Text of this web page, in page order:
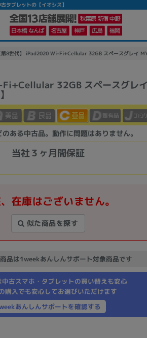
ブレットの【イオシス】
第8世代】 iPad2020 Wi-Fi+Cellular 32GB スペースグレイ
Fi+Cellular 32GB スペースグレ
ある中古品。動作に問題はありません。
当社３ヶ月間保証
在庫はございません。
似た商品を探す
品は1weekあんしんサポート対象商品です
中古スマホ・タブレットの買い替えも安心
購入でも安心してお選びいただけます
あんしんサポートを確認する
検索に切り替える
カテゴリー
ノートPC デスクPC
メーカー